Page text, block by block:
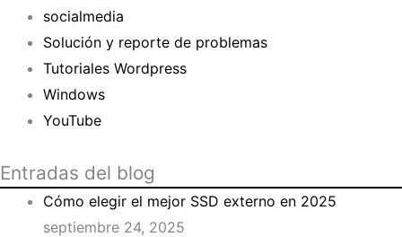
socialmedia
Solución y reporte de problemas
Tutoriales Wordpress
Windows
YouTube
Entradas del blog
Cómo elegir el mejor SSD externo en 2025
septiembre 24, 2025